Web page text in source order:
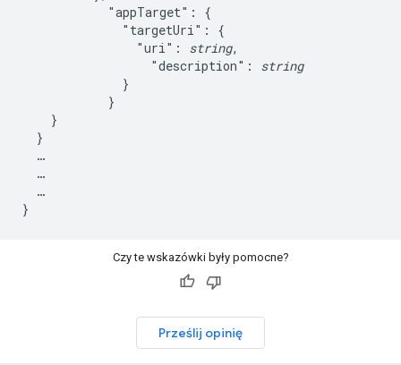
            "appTarget": {
              "targetUri": {
                "uri":
string,
                  "description":
string
              }
            }
    }
  }
  …
  …
  …
Czy te wskazówki były pomocne?
Prześlij opinię